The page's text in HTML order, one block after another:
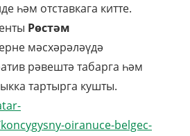
һәм отставкага китте.
Рөстәм
мәсхәрәләүдә
рәвештә табарга һәм
тартырга кушты.
oiranuce-belgec-